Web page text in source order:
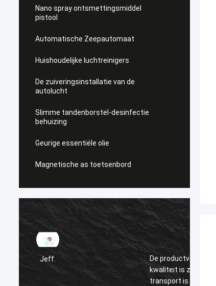
Nano spray ontsmettingsmiddel
pistool
Automatische Zeepautomaat
Huishoudelijke luchtreinigers
De zuiveringsinstallatie van de
autolucht
Slimme tandenborstel-desinfectie
behuizing
Geurige essentiële olie
Magnetische as toetsenbord
KENY
De productverpakking is uitstekend, de
kwaliteit is zeer goed, het geselecteerde
transport is snel en de prijs is gunstig.voor